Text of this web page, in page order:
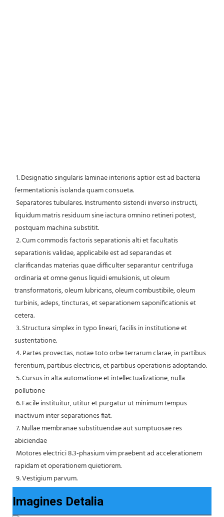
1. Designatio singularis laminae interioris aptior est ad bacteria
fermentationis isolanda quam consueta.
liquidum matris residuum sine iactura omnino retineri potest,
postquam machina substitit.
separationis validae, applicabile est ad separandas et
clarificandas materias quae difficulter separantur centrifuga
ordinaria et omne genus liquidi emulsionis, ut oleum
transformatoris, oleum lubricans, oleum combustibile, oleum
turbinis, adeps, tincturas, et separationem saponificationis et
cetera.
sustentatione.
ferentium, partibus electricis, et partibus operationis adoptando.
pollutione
inactivum inter separationes fiat.
abiciendae
rapidam et operationem quietiorem.
9. Vestigium parvum.
Imagines Detalia